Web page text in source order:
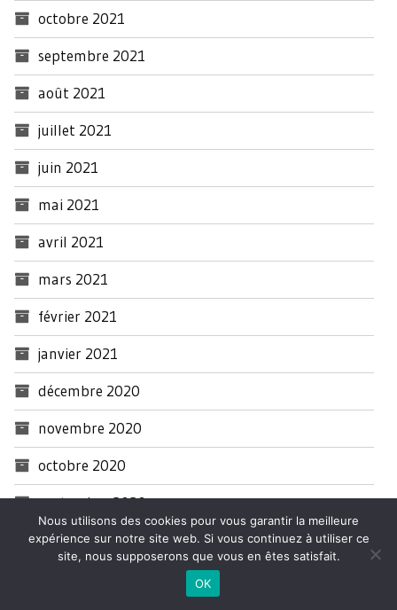
octobre 2021
septembre 2021
août 2021
juillet 2021
juin 2021
mai 2021
avril 2021
mars 2021
février 2021
janvier 2021
décembre 2020
novembre 2020
octobre 2020
septembre 2020
août 2020
Nous utilisons des cookies pour vous garantir la meilleure
expérience sur notre site web. Si vous continuez à utiliser ce
site, nous supposerons que vous en êtes satisfait.
OK